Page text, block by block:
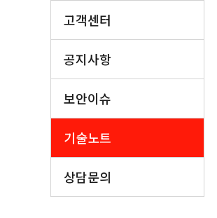
고객센터
공지사항
보안이슈
기술노트
상담문의